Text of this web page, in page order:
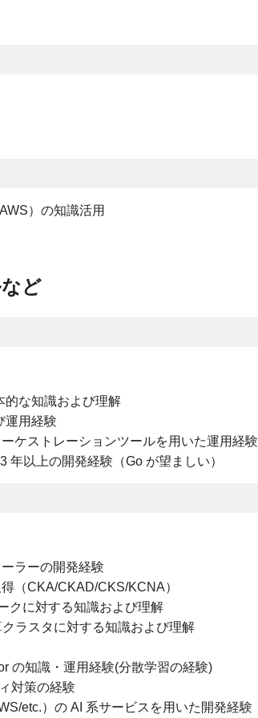
）の知識活用
ど
的な知識および理解
運用経験
ケストレーションツールを用いた運用経験
年以上の開発経験（Go が望ましい）
ラーの開発経験
（CKA/CKAD/CKS/KCNA）
クに対する知識および理解
ラスタに対する知識および理解
の知識・運用経験(分散学習の経験)
対策の経験
etc.）の AI 系サービスを用いた開発経験